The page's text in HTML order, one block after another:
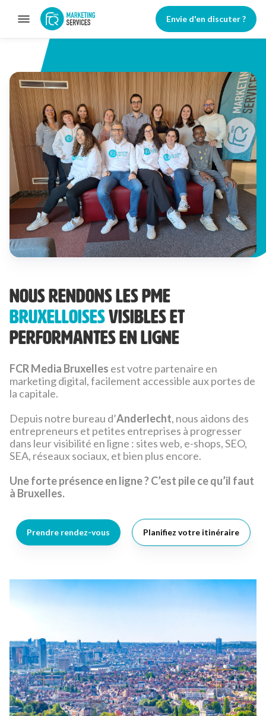
Envie d'en discuter ?
Nous rendons les PME
bruxelloisesvisibles et
performantes en ligne
FCR Media Bruxelles est votre partenaire en
marketing digital, facilement accessible aux portes de
la capitale.
Depuis notre bureau d’Anderlecht, nous aidons des
entrepreneurs et petites entreprises à progresser
dans leur visibilité en ligne : sites web, e-shops, SEO,
SEA, réseaux sociaux, et bien plus encore.
Une forte présence en ligne ? C’est pile ce qu’il faut
à Bruxelles.
Prendre rendez-vous Planifiez votre itinéraire